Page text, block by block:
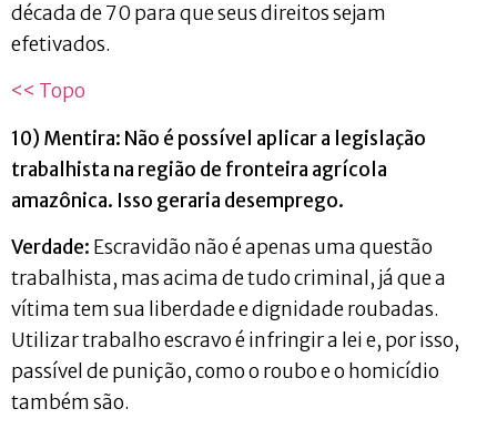
década de 70 para que seus direitos sejam
efetivados.
<< Topo
10) Mentira: Não é possível aplicar a legislação
trabalhista na região de fronteira agrícola
amazônica. Isso geraria desemprego.
Verdade: Escravidão não é apenas uma questão
trabalhista, mas acima de tudo criminal, já que a
vítima tem sua liberdade e dignidade roubadas.
Utilizar trabalho escravo é infringir a lei e, por isso,
passível de punição, como o roubo e o homicídio
também são.